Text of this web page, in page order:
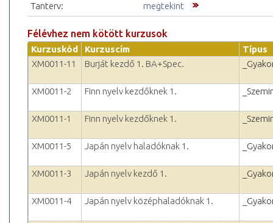
Tanterv:
megtekint
Félévhez nem kötött kurzusok
Kurzuskód Kurzuscím
Típus
XM0011-11
Burját kezdő 1. BA+Spec.
XM0011-2 Finn nyelv kezdőknek 1.
XM0011-1 Finn nyelv kezdőknek 1.
XM0011-5 Japán nyelv haladóknak 1.
XM0011-3 Japán nyelv kezdő 1.
XM0011-4 Japán nyelv középhaladóknak 1.